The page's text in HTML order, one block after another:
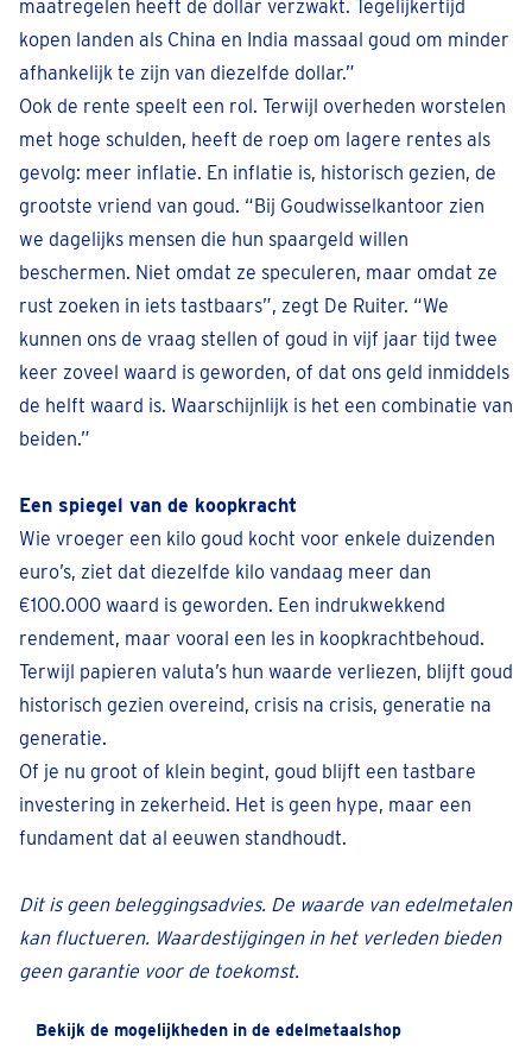
maatregelen heeft de dollar verzwakt. Tegelijkertijd
kopen landen als China en India massaal goud om minder
afhankelijk te zijn van diezelfde dollar.”
Ook de rente speelt een rol. Terwijl overheden worstelen
met hoge schulden, heeft de roep om lagere rentes als
gevolg: meer inflatie. En inflatie is, historisch gezien, de
grootste vriend van goud. “Bij Goudwisselkantoor zien
we dagelijks mensen die hun spaargeld willen
beschermen. Niet omdat ze speculeren, maar omdat ze
rust zoeken in iets tastbaars”, zegt De Ruiter. “We
kunnen ons de vraag stellen of goud in vijf jaar tijd twee
keer zoveel waard is geworden, of dat ons geld inmiddels
de helft waard is. Waarschijnlijk is het een combinatie van
beiden.”
Een spiegel van de koopkracht
Wie vroeger een kilo goud kocht voor enkele duizenden
euro’s, ziet dat diezelfde kilo vandaag meer dan
€100.000 waard is geworden. Een indrukwekkend
rendement, maar vooral een les in koopkrachtbehoud.
Terwijl papieren valuta’s hun waarde verliezen, blijft goud
historisch gezien overeind, crisis na crisis, generatie na
generatie.
Of je nu groot of klein begint, goud blijft een tastbare
investering in zekerheid. Het is geen hype, maar een
fundament dat al eeuwen standhoudt.
Dit is geen beleggingsadvies. De waarde van edelmetalen
kan fluctueren. Waardestijgingen in het verleden bieden
geen garantie voor de toekomst.
Bekijk de mogelijkheden in de edelmetaalshop